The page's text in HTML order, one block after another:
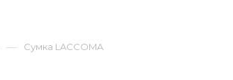
— Сумка LACCOMA